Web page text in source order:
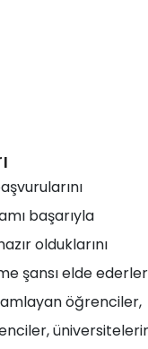
başarıyla
olduklarını
şansı elde
öğrenciler,